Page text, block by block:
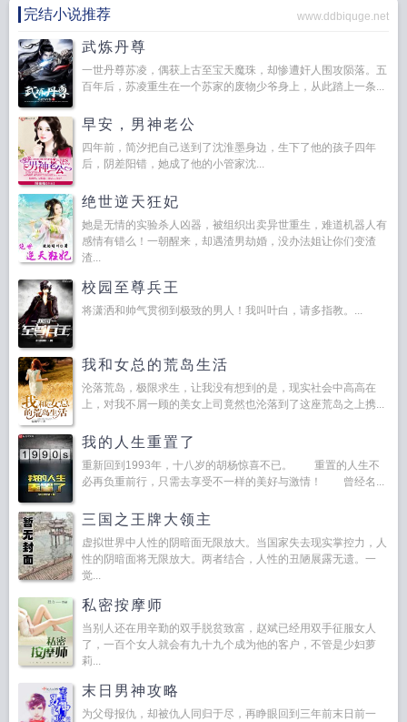
完结小说推荐 www.ddbiquge.net
武炼丹尊
一世丹尊苏凌，偶获上古至宝天魔珠，却惨遭奸人围攻陨落。五
百年后，苏凌重生在一个苏家的废物少爷身上，从此踏上一条...
早安，男神老公
四年前，简汐把自己送到了沈淮墨身边，生下了他的孩子四年
后，阴差阳错，她成了他的小管家沈...
绝世逆天狂妃
她是无情的实验杀人凶器，被组织出卖异世重生，难道机器人有
感情有错么！一朝醒来，却遇渣男劫婚，没办法姐让你们变渣
渣...
校园至尊兵王
将潇洒和帅气贯彻到极致的男人！我叫叶白，请多指教。...
我和女总的荒岛生活
沦落荒岛，极限求生，让我没有想到的是，现实社会中高高在
上，对我不屑一顾的美女上司竟然也沦落到了这座荒岛之上携...
我的人生重置了
重新回到1993年，十八岁的胡杨惊喜不已。 重置的人生不
必再负重前行，只需去享受不一样的美好与激情！ 曾经名...
三国之王牌大领主
虚拟世界中人性的阴暗面无限放大。当国家失去现实掌控力，人
性的阴暗面将无限放大。两者结合，人性的丑陋展露无遗。一
觉...
私密按摩师
当别人还在用辛勤的双手脱贫致富，赵斌已经用双手征服女人
了，一百个女人就会有九十九个成为他的客户，不管是少妇萝
莉...
末日男神攻略
为父母报仇，却被仇人同归于尽，再睁眼回到三年前末日前一